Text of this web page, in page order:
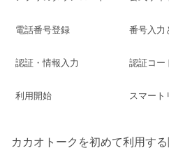
電話番号登録 番号入力
認証・情報入力 認証コー
利用開始 スマート
カカオトークを初めて利用す